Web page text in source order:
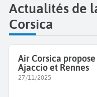
Actualités de
Corsica
Air Corsica
Ajaccio et Rennes
27/11/2025